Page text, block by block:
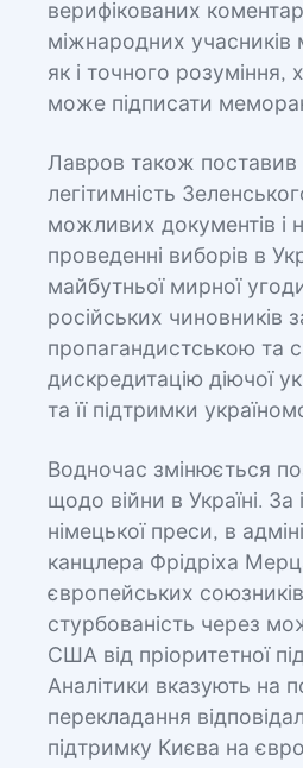
верифікованих
міжнародних
як і точного розуміння,
може підписати
Лавров також поставив
легітимність
можливих документів і
проведенні виборів в
майбутньої мирної
російських чиновників
пропагандистською та
дискредитацію діючої
та її підтримки
Водночас змінюється
щодо війни в Україні. За
німецької преси, в
канцлера Фрідріха
європейських
стурбованість через
США від пріоритетної
Аналітики вказують на
перекладання
підтримку Києва на